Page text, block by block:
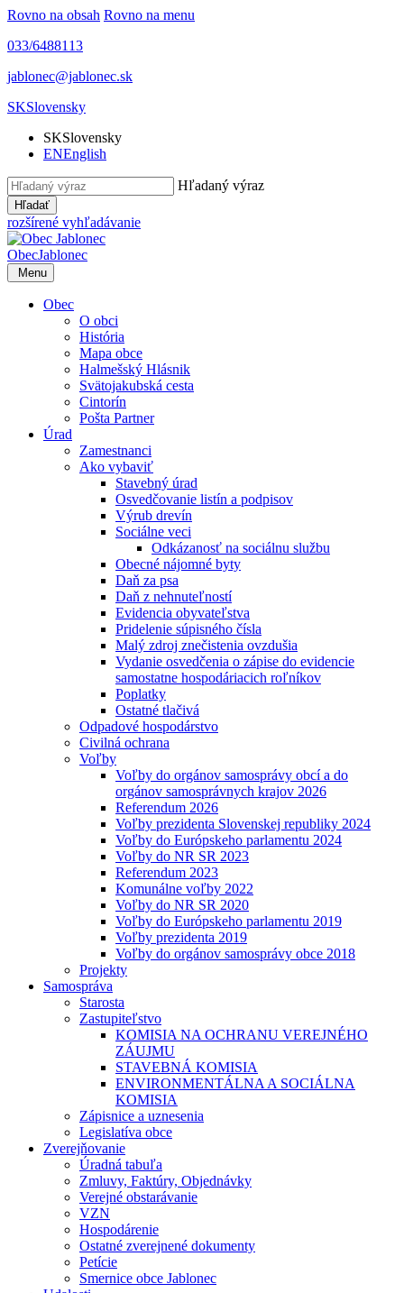
Rovno na obsah Rovno na menu
033/6488113
jablonec@jablonec.sk
SKSlovensky
SKSlovensky
ENEnglish
Hľadaný výraz
Hľadať
rozšírené vyhľadávanie
ObecJablonec
Menu
Obec
O obci
História
Mapa obce
Halmešský Hlásnik
Svätojakubská cesta
Cintorín
Pošta Partner
Úrad
Zamestnanci
Ako vybaviť
Stavebný úrad
Osvedčovanie listín a podpisov
Výrub drevín
Sociálne veci
Odkázanosť na sociálnu službu
Obecné nájomné byty
Daň za psa
Daň z nehnuteľností
Evidencia obyvateľstva
Pridelenie súpisného čísla
Malý zdroj znečistenia ovzdušia
Vydanie osvedčenia o zápise do evidencie
samostatne hospodáriacich roľníkov
Poplatky
Ostatné tlačivá
Odpadové hospodárstvo
Civilná ochrana
Voľby
Voľby do orgánov samosprávy obcí a do
orgánov samosprávnych krajov 2026
Referendum 2026
Voľby prezidenta Slovenskej republiky 2024
Voľby do Európskeho parlamentu 2024
Voľby do NR SR 2023
Referendum 2023
Komunálne voľby 2022
Voľby do NR SR 2020
Voľby do Európskeho parlamentu 2019
Voľby prezidenta 2019
Voľby do orgánov samosprávy obce 2018
Projekty
Samospráva
Starosta
Zastupiteľstvo
KOMISIA NA OCHRANU VEREJNÉHO
ZÁUJMU
STAVEBNÁ KOMISIA
ENVIRONMENTÁLNA A SOCIÁLNA
KOMISIA
Zápisnice a uznesenia
Legislatíva obce
Zverejňovanie
Úradná tabuľa
Zmluvy, Faktúry, Objednávky
Verejné obstarávanie
VZN
Hospodárenie
Ostatné zverejnené dokumenty
Petície
Smernice obce Jablonec